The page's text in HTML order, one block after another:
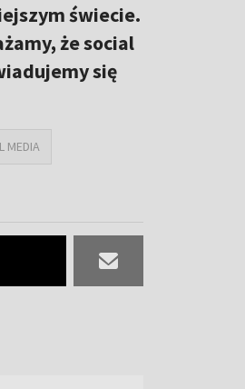
świecie.
że social
się
MEDIA